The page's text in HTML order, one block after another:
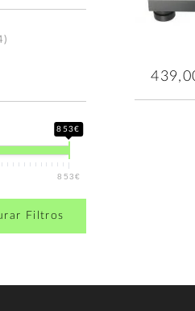
853€
853€
Filtros